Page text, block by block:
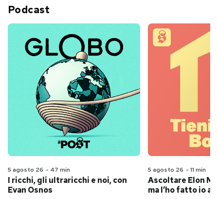
Podcast
5 agosto 26 - 47 min
I ricchi, gli ultraricchi e noi, con
Evan Osnos
5 agosto 26 - 11 min
Ascoltare Elon
ma l’ho fatto io